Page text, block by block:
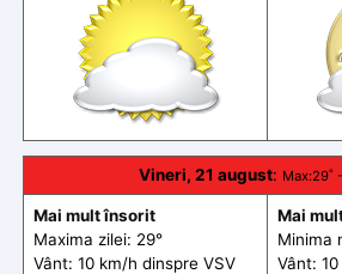
Vineri, 21 august: Max:29˚ -
Mai mult însorit
Maxima zilei: 29°
Vânt: 10 km/h dinspre VSV
Mai
Minima
Vânt: